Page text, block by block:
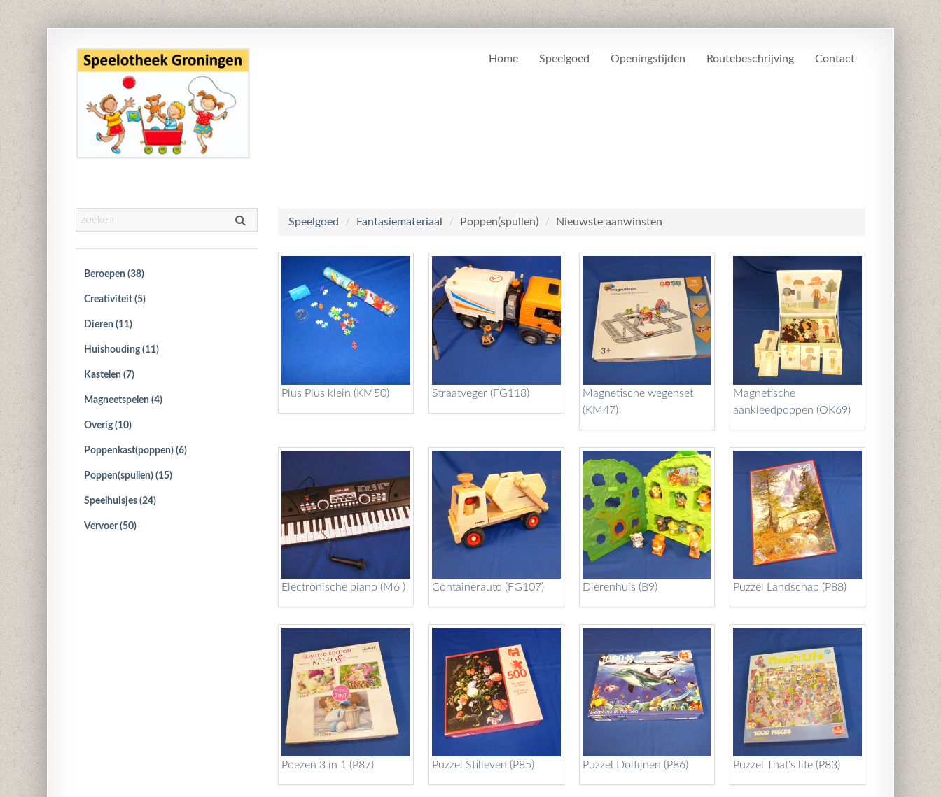
Home Speelgoed Openingstijden Routebeschrijving Contact
Beroepen (38)
Creativiteit (5)
Dieren (11)
Huishouding (11)
Kastelen (7)
Magneetspelen (4)
Overig (10)
Poppenkast(poppen) (6)
Poppen(spullen) (15)
Speelhuisjes (24)
Vervoer (50)
Speelgoed / Fantasiemateriaal / Poppen(spullen) / Nieuwste aanwinsten
Plus Plus klein (KM50) Straatveger (FG118)
Magnetische wegenset
(KM47)
Magnetische
aankleedpoppen (OK69)
Electronische piano (M6 ) Containerauto (FG107) Dierenhuis (B9) Puzzel Landschap (P88)
Poezen 3 in 1 (P87) Puzzel Stilleven (P85) Puzzel Dolfijnen (P86) Puzzel That's life (P83)